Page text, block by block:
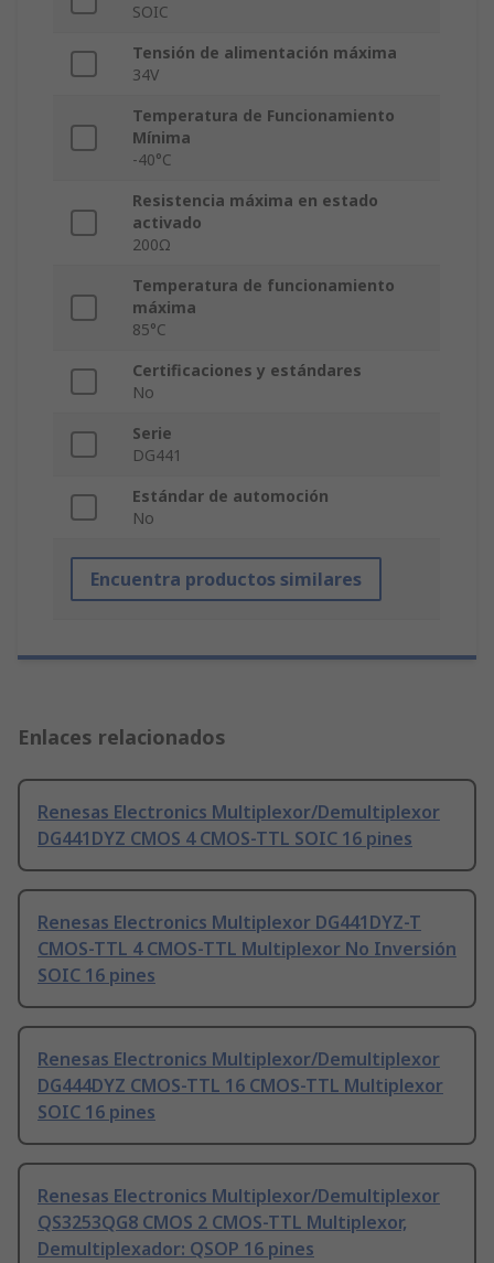
SOIC
Tensión de alimentación máxima
34V
Temperatura de Funcionamiento
Mínima
-40°C
Resistencia máxima en estado
activado
200Ω
Temperatura de funcionamiento
máxima
85°C
Certificaciones y estándares
No
Serie
DG441
Estándar de automoción
No
Encuentra productos similares
Enlaces relacionados
Renesas Electronics Multiplexor/Demultiplexor
DG441DYZ CMOS 4 CMOS-TTL SOIC 16 pines
Renesas Electronics Multiplexor DG441DYZ-T
CMOS-TTL 4 CMOS-TTL Multiplexor No Inversión
SOIC 16 pines
Renesas Electronics Multiplexor/Demultiplexor
DG444DYZ CMOS-TTL 16 CMOS-TTL Multiplexor
SOIC 16 pines
Renesas Electronics Multiplexor/Demultiplexor
QS3253QG8 CMOS 2 CMOS-TTL Multiplexor,
Demultiplexador: QSOP 16 pines